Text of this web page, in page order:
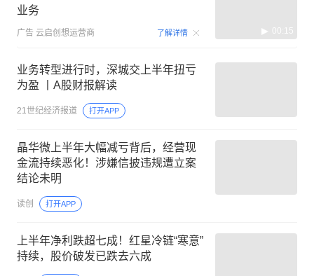
业务
广告 云启创想运营商 了解详情 00:15
业务转型进行时，深城交上半年扭亏
为盈 丨A股财报解读
21世纪经济报道 打开APP
晶华微上半年大幅减亏背后，经营现
金流持续恶化！涉嫌信披违规遭立案
结论未明
读创 打开APP
上半年净利跌超七成！红星冷链“寒意”
持续，股价破发已跌去六成